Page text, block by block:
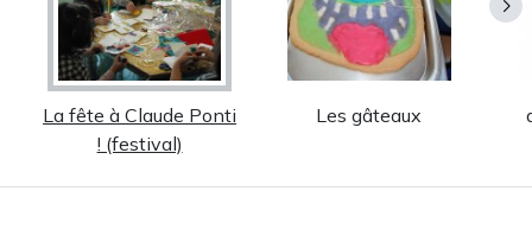
La fête à Claude Ponti
! (festival)
Les gâteaux